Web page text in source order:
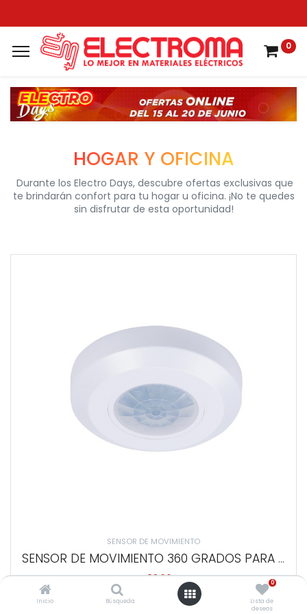
Inicio Búsqueda
0
Lista de
deseos
0
HOGAR Y OFICINA​
Durante los Electro Days, descubre ofertas exclusivas que
te brindarán confort para tu hogar u oficina. ¡No te quedes
sin disfrutar de esta oportunidad!
SENSOR DE MOVIMIENTO
SENSOR DE MOVIMIENTO 360 GRADOS PARA TECHO TECNO LITE
Q83,66